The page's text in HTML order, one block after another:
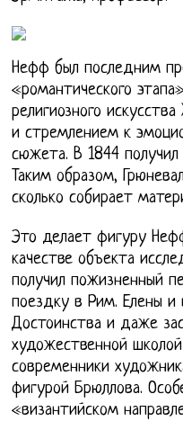
Нефф был последним
«романтического
религиозного
и стремлением к
сюжета. В 1844 получил
Таким образом,
сколько собирает
Это делает фигуру
качестве объекта
получил пожизненный
поездку в Рим. Елены и
Достоинства и даже
художественной
современники
фигурой Брюллова.
«византийском